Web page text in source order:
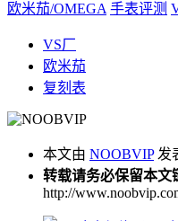
欧米茄/OMEGA 手表评测
VS厂
欧米茄
复刻表
本文由 NOOBVIP发
转载请务必保留本文
http://